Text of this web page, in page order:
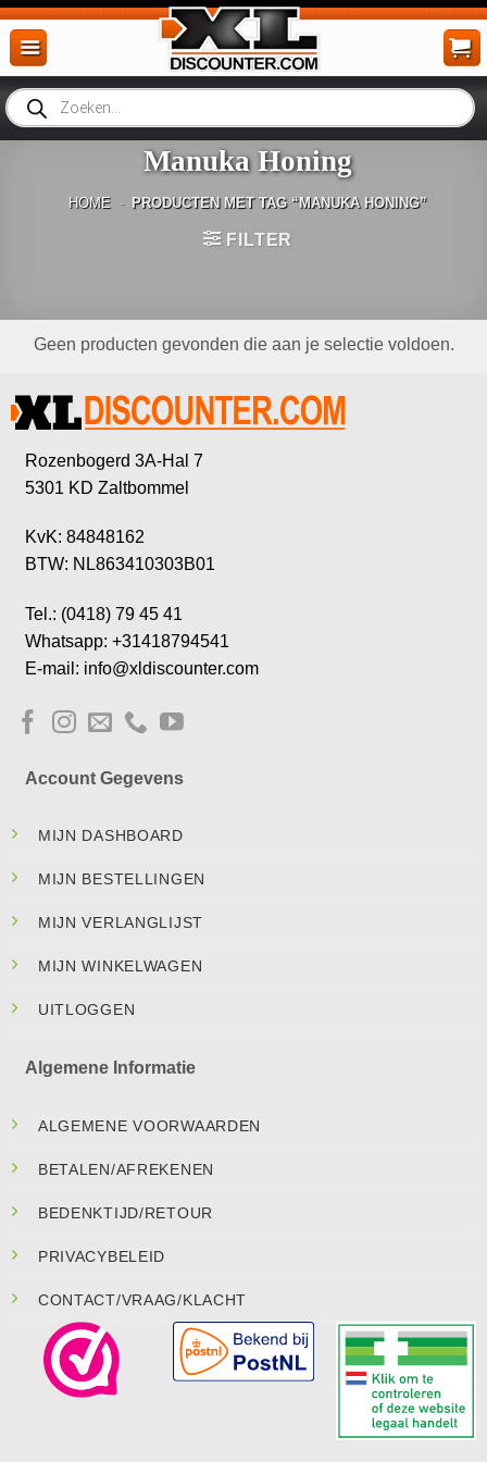
Ga
naar
inhoud
Producten
zoeken
Manuka Honing
HOME - PRODUCTEN MET TAG “MANUKA HONING”
FILTER
Geen producten gevonden die aan je selectie voldoen.
Rozenbogerd 3A-Hal 7
5301 KD Zaltbommel
KvK: 84848162
BTW: NL863410303B01
Tel.: (0418) 79 45 41
Whatsapp: +31418794541
E-mail: info@xldiscounter.com
Account Gegevens
MIJN DASHBOARD
MIJN BESTELLINGEN
MIJN VERLANGLIJST
MIJN WINKELWAGEN
UITLOGGEN
Algemene Informatie
ALGEMENE VOORWAARDEN
BETALEN/AFREKENEN
BEDENKTIJD/RETOUR
PRIVACYBELEID
CONTACT/VRAAG/KLACHT